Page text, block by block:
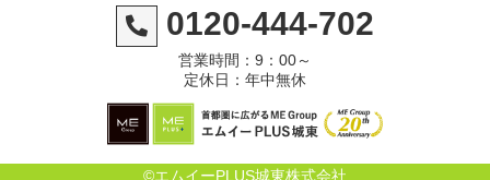
0120-444-702
営業時間：9：00～
定休日：年中無休
©エムイーPLUS城東株式会社